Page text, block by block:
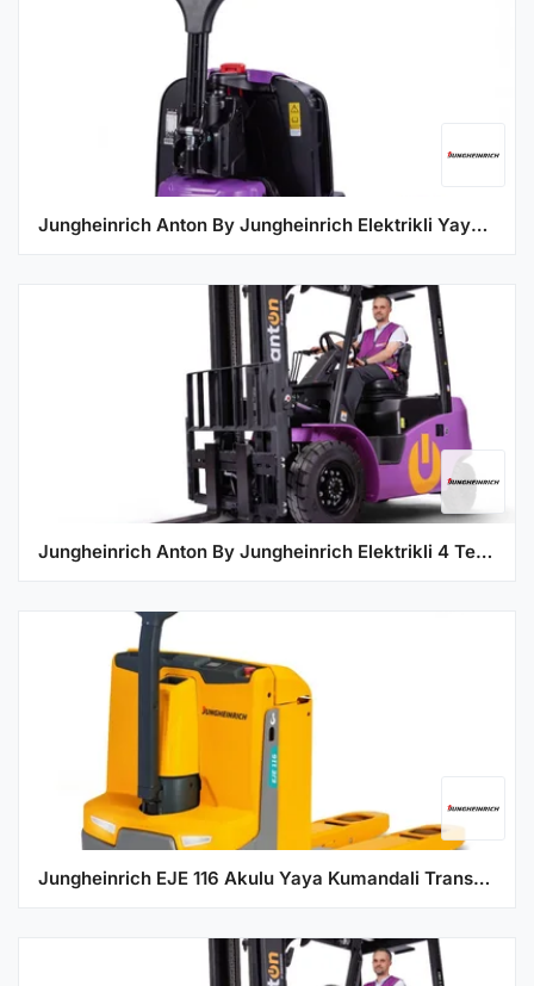
Jungheinrich Anton By Jungheinrich Elektrikli Yaya Kumandali Transpalet PTL
Jungheinrich Anton By Jungheinrich Elektrikli 4 Tekerlekli Forklift CBH 30 DZ4800 ISS ZH2 Eco1
Jungheinrich EJE 116 Akulu Yaya Kumandali Transpalet